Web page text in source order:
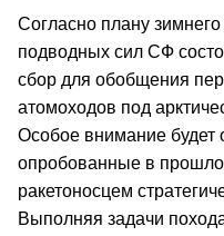
Согласно плану
подводных сил СФ
сбор для обобщения
атомоходов под
Особое внимание
опробованные в
ракетоносцем
Выполняя задачи